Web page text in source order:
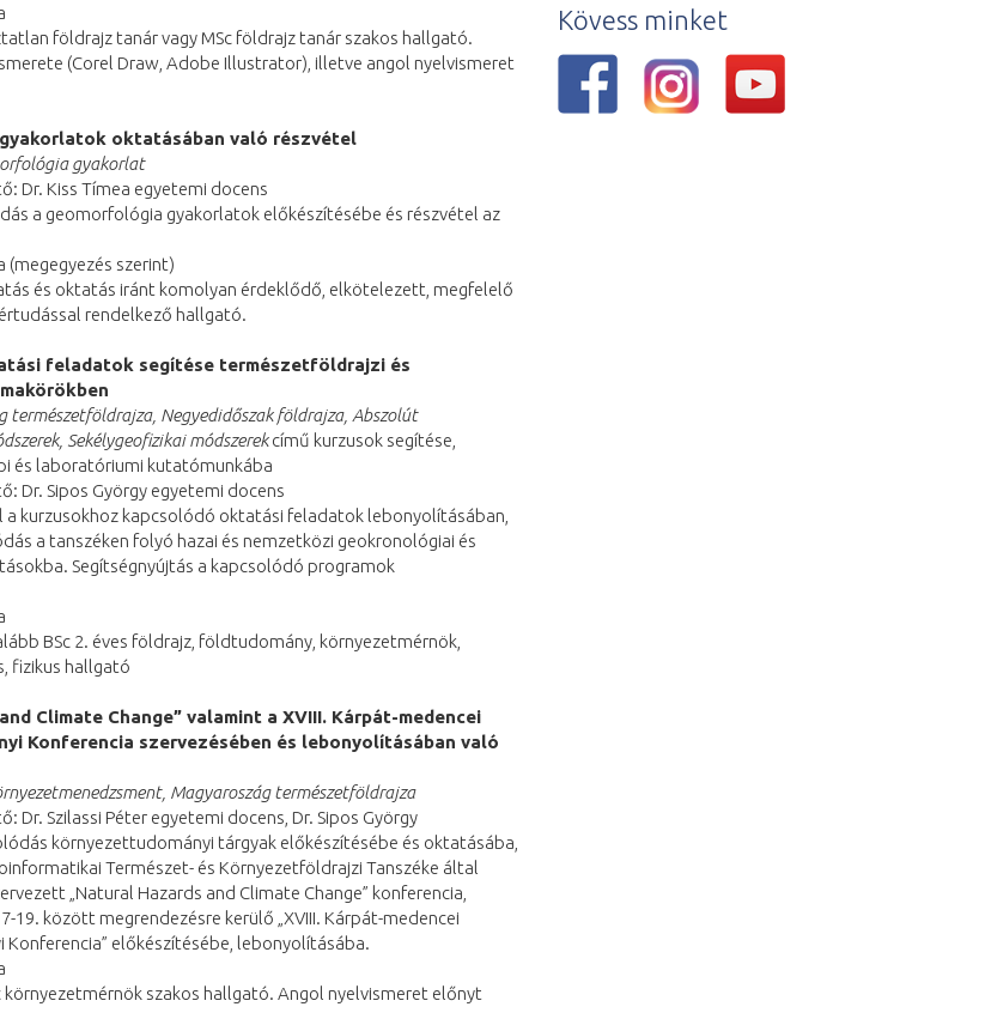
földrajz tanár vagy MSc földrajz tanár szakos hallgató.
(Corel Draw, Adobe Illustrator), illetve angol nyelvismeret
oktatásában való részvétel
gyakorlat
Dr. Kiss Tímea egyetemi docens
a geomorfológia gyakorlatok előkészítésébe és részvétel az
(megegyezés szerint)
és oktatás iránt komolyan érdeklődő, elkötelezett, megfelelő
rendelkező hallgató.
feladatok segítése természetföldrajzi és
természetföldrajza, Negyedidőszak földrajza, Abszolút
Sekélygeofizikai módszerekcímű kurzusok segítése,
és laboratóriumi kutatómunkába
Dr. Sipos György egyetemi docens
a kurzusokhoz kapcsolódó oktatási feladatok lebonyolításában,
a tanszéken folyó hazai és nemzetközi geokronológiai és
Segítségnyújtás a kapcsolódó programok
BSc 2. éves földrajz, földtudomány, környezetmérnök,
fizikus hallgató
Climate Change” valamint a XVIII. Kárpát-medencei
Konferencia szervezésében és lebonyolításában való
Magyaroszág természetföldrajza
Dr. Szilassi Péter egyetemi docens, Dr. Sipos György
környezettudományi tárgyak előkészítésébe és oktatásába,
Természet- és Környezetföldrajzi Tanszéke által
„Natural Hazards and Climate Change” konferencia,
19. között megrendezésre kerülő „XVIII. Kárpát-medencei
előkészítésébe, lebonyolításába.
környezetmérnök szakos hallgató. Angol nyelvismeret előnyt
Kövess minket